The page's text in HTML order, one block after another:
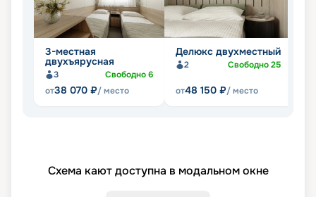
3-местная
двухъярусная
3 Свободно6
от38 070 ₽/ место
Делюкс двухместный
2 Свободно25
от48 150 ₽/ место
Схема кают доступна в модальном окне